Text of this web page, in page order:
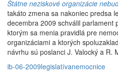
Štátne neziskové organizácie
takáto zmena sa nakoniec predsa
decembra 2009 schválil parlament
ktorým sa menia pravidlá pre
organizáciami a ktorých
návrhu sú poslanci J. Valocký a R.
ib-06-2009legislatívanemocnice